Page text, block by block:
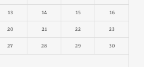
13 14 15 16
20 21 22 23
27 28 29 30